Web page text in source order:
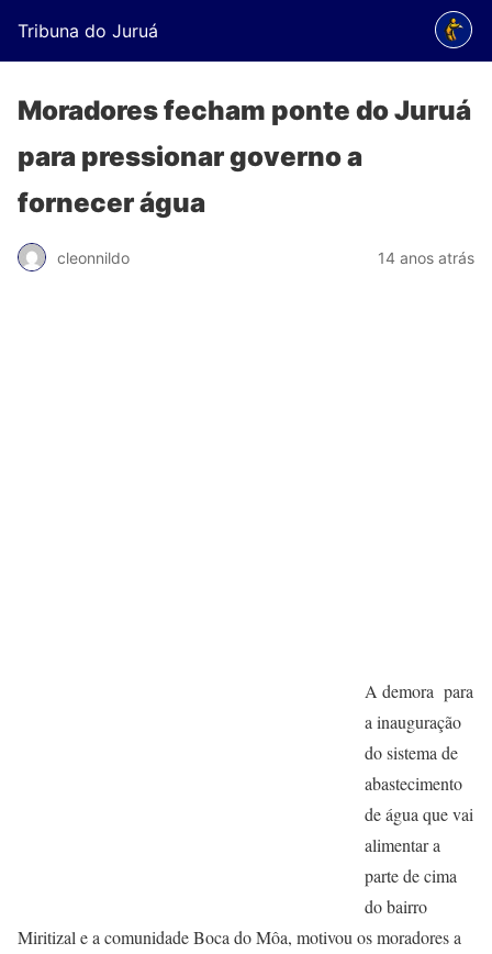
Tribuna do Juruá
Moradores fecham ponte do Juruá
para pressionar governo a
fornecer água
cleonnildo 14 anos atrás
A demora para
a inauguração
do sistema de
abastecimento
de água que vai
alimentar a
parte de cima
do bairro
Miritizal e a comunidade Boca do Môa, motivou os moradores a